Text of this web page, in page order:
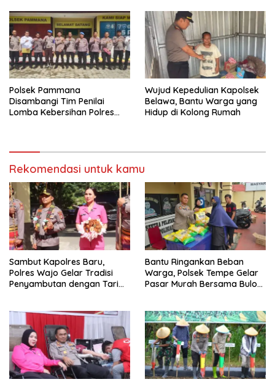
Polsek Pammana
Disambangi Tim Penilai
Lomba Kebersihan Polres
Wujud Kepedulian Kapolsek
Belawa, Bantu Warga yang
Hidup di Kolong Rumah
Rekomendasi untuk kamu
Sambut Kapolres Baru,
Polres Wajo Gelar Tradisi
Penyambutan dengan Tari
Bantu Ringankan Beban
Warga, Polsek Tempe Gelar
Pasar Murah Bersama Bulog